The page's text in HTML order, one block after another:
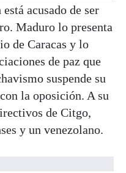
está acusado de ser
Maduro lo presenta
de Caracas y lo
de paz que
suspende su
la oposición. A su
de Citgo,
y un venezolano.